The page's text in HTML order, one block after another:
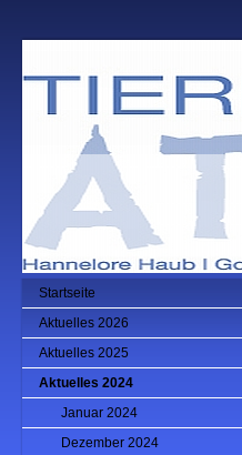
Startseite
Aktuelles 2026
Aktuelles 2025
Aktuelles 2024
Januar 2024
Dezember 2024